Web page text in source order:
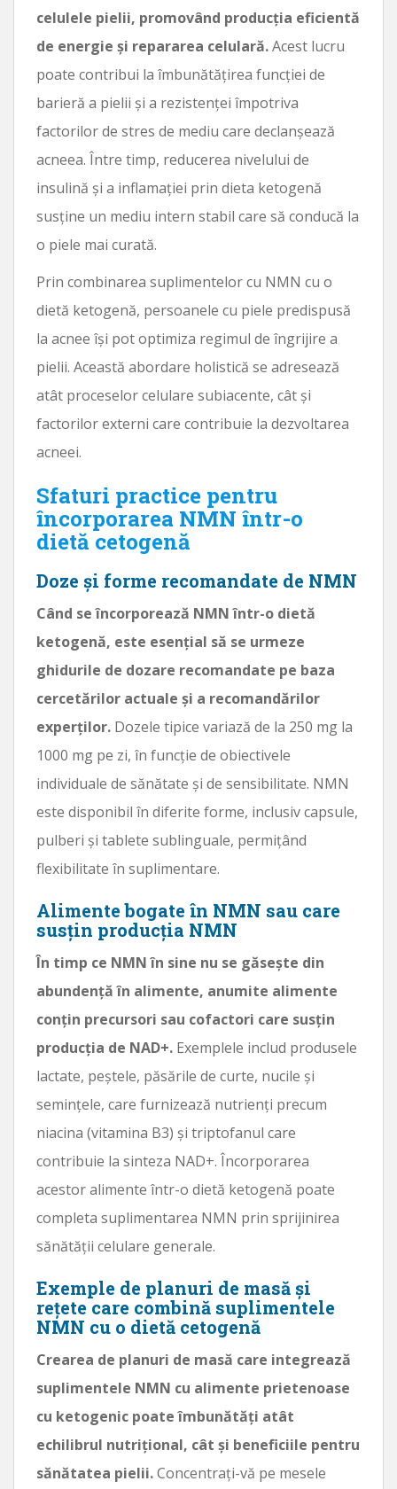
celulele pielii, promovând producția eficientă
de energie și repararea celulară.Acest lucru
poate contribui la îmbunătățirea funcției de
barieră a pielii și a rezistenței împotriva
factorilor de stres de mediu care declanșează
acneea. Între timp, reducerea nivelului de
insulină și a inflamației prin dieta ketogenă
susține un mediu intern stabil care să conducă la
o piele mai curată.
Prin combinarea suplimentelor cu NMN cu o
dietă ketogenă, persoanele cu piele predispusă
la acnee își pot optimiza regimul de îngrijire a
pielii. Această abordare holistică se adresează
atât proceselor celulare subiacente, cât și
factorilor externi care contribuie la dezvoltarea
acneei.
Sfaturi practice pentru
încorporarea NMN într-o
dietă cetogenă
Doze și forme recomandate de NMN
Când se încorporează NMN într-o dietă
ketogenă, este esențial să se urmeze
ghidurile de dozare recomandate pe baza
cercetărilor actuale și a recomandărilor
experților. Dozele tipice variază de la 250 mg la
1000 mg pe zi, în funcție de obiectivele
individuale de sănătate și de sensibilitate. NMN
este disponibil în diferite forme, inclusiv capsule,
pulberi și tablete sublinguale, permițând
flexibilitate în suplimentare.
Alimente bogate în NMN sau care
susțin producția NMN
În timp ce NMN în sine nu se găsește din
abundență în alimente, anumite alimente
conțin precursori sau cofactori care susțin
producția de NAD+. Exemplele includ produsele
lactate, peștele, păsările de curte, nucile și
semințele, care furnizează nutrienți precum
niacina (vitamina B3) și triptofanul care
contribuie la sinteza NAD+. Încorporarea
acestor alimente într-o dietă ketogenă poate
completa suplimentarea NMN prin sprijinirea
sănătății celulare generale.
Exemple de planuri de masă și
rețete care combină suplimentele
NMN cu o dietă cetogenă
Crearea de planuri de masă care integrează
suplimentele NMN cu alimente prietenoase
cu ketogenic poate îmbunătăți atât
echilibrul nutrițional, cât și beneficiile pentru
sănătatea pielii.Concentrați-vă pe mesele